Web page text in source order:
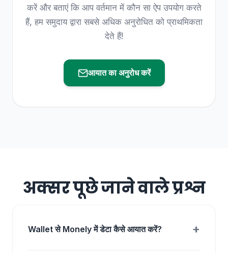
करें और बताएं कि आप वर्तमान में कौन सा ऐप उपयोग करते
हैं, हम समुदाय द्वारा सबसे अधिक अनुरोधित को प्राथमिकता
देते हैं!
आयात का अनुरोध करें
अक्सर पूछे जाने वाले प्रश्न
Wallet से Monely में डेटा कैसे आयात करें? +